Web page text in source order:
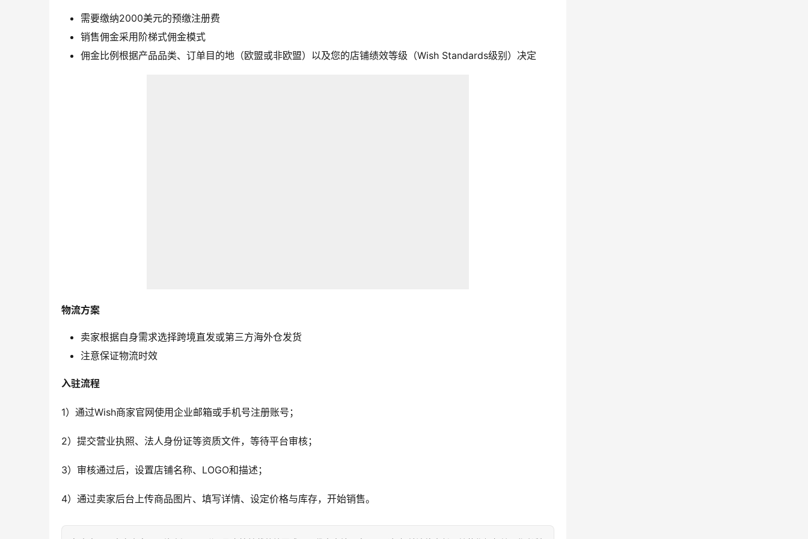
需要缴纳2000美元的预缴注册费
销售佣金采用阶梯式佣金模式
佣金比例根据产品品类、订单目的地（欧盟或非欧盟）以及您的店铺绩效等级（Wish Standards级别）决定
物流方案
卖家根据自身需求选择跨境直发或第三方海外仓发货
注意保证物流时效
入驻流程
1）通过Wish商家官网使用企业邮箱或手机号注册账号；
2）提交营业执照、法人身份证等资质文件，等待平台审核；
3）审核通过后，设置店铺名称、LOGO和描述；
4）通过卖家后台上传商品图片、填写详情、设定价格与库存，开始销售。